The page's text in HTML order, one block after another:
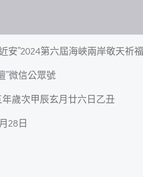
安”2024第六屆海峽兩岸敬天祈
”微信公眾號
歲次甲辰玄月廿六日乙丑
28日